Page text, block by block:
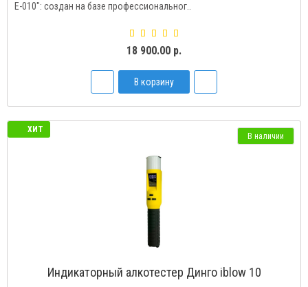
Е-010": создан на базе профессиональног..
18 900.00 р.
В корзину
ХИТ
В наличии
Индикаторный алкотестер Динго iblow 10